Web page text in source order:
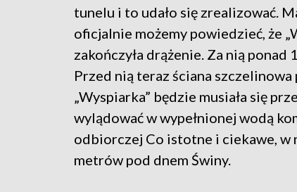
tunelu i to udało się zrealizować.
oficjalnie możemy powiedzieć, że
zakończyła drążenie. Za nią ponad
Przed nią teraz ściana
„Wyspiarka” będzie musiała się
wylądować w wypełnionej wodą
odbiorczej Co istotne i ciekawe, w
metrów pod dnem Świny.